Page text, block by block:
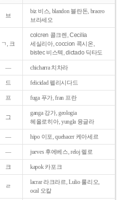
브
biz 비스, blandon 블란돈, braceo
브라세오
ㄱ, 크
colcren 콜크렌, Cecilia
세실리아, coccion 콕시온,
bistec 비스텍, dictado 딕타도
― chicharra 치차라
드 felicidad 펠리시다드
프 fuga 푸가, fran 프란
그
ganga 강가, geologia
헤올로히아, yungla 융글라
― hipo 이포, quehacer 케아세르
― jueves 후에베스, reloj 렐로
크 kapok 카포크
ㄹ
lacrar 라크라르, Lulio 룰리오,
ocal 오칼